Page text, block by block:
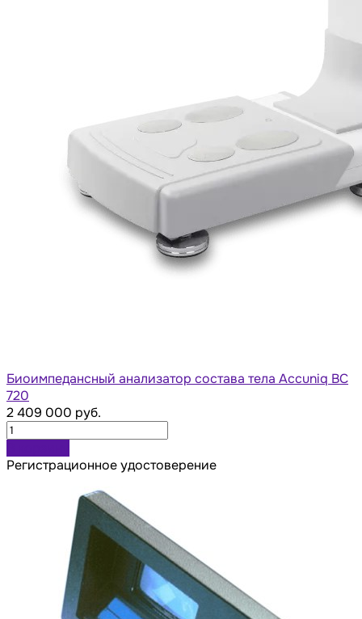
Биоимпедансный анализатор состава тела Accuniq BC
720
2 409 000 руб.
Регистрационное удостоверение